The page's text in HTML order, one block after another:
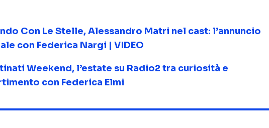
Con Le Stelle, Alessandro Matri nel cast: l’annuncio
con Federica Nargi | VIDEO
Weekend, l’estate su Radio2 tra curiosità e
con Federica Elmi